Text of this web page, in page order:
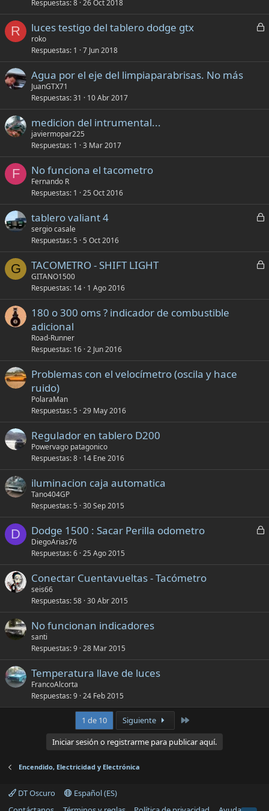
Respuestas 8 26 Oct 2018
R
C
r
luces testigo del tablero dodge gtx
roko
Respuestas 1 7 Jun 2018
Agua por el eje del limpiaparabrisas. No más
JuanGTX71
Respuestas 31 10 Abr 2017
medicion del intrumental...
javiermopar225
Respuestas 1 3 Mar 2017
F No funciona el tacometro
Fernando R
Respuestas 1 25 Oct 2016
C
r
a
tablero valiant 4
sergio casale
Respuestas 5 5 Oct 2016
G
C
r
TACOMETRO - SHIFT LIGHT
GITANO1500
Respuestas 14 1 Ago 2016
180 o 300 oms ? indicador de combustible
adicional
Road-Runner
Respuestas 16 2 Jun 2016
Problemas con el velocímetro (oscila y hace
ruido)
PolaraMan
Respuestas 5 29 May 2016
Regulador en tablero D200
Powervago patagonico
Respuestas 8 14 Ene 2016
iluminacion caja automatica
Tano404GP
Respuestas 5 30 Sep 2015
D
C
r
Dodge 1500 : Sacar Perilla odometro
DiegoArias76
Respuestas 6 25 Ago 2015
Conectar Cuentavueltas - Tacómetro
seis66
Respuestas 58 30 Abr 2015
No funcionan indicadores
santi
Respuestas 9 28 Mar 2015
Temperatura llave de luces
FrancoAlcorta
Respuestas 9 24 Feb 2015
1 de 10 Siguiente
Iniciar sesión o registrarme para publicar aquí.
Encendido, Electricidad y Electrónica
DT Oscuro
Español (ES)